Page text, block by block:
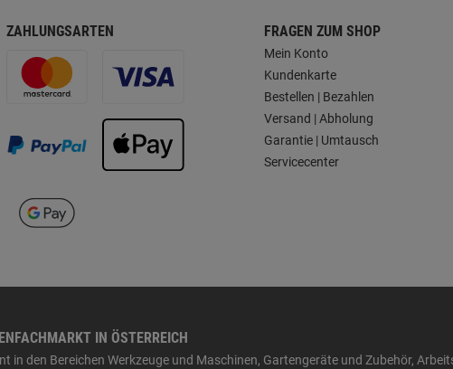
ZAHLUNGSARTEN FRAGEN ZUM SHOP
Mein Konto
Kundenkarte
Bestellen | Bezahlen
Versand | Abholung
Garantie | Umtausch
Servicecenter
IN ÖSTERREICH
in den Bereichen Werkzeuge und Maschinen, Gartengeräte und Zubehör,